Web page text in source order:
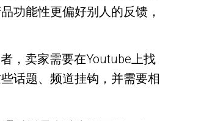
功能性更偏好别人的反馈，
，卖家需要在Youtube上找
话题、频道挂钩，并需要相